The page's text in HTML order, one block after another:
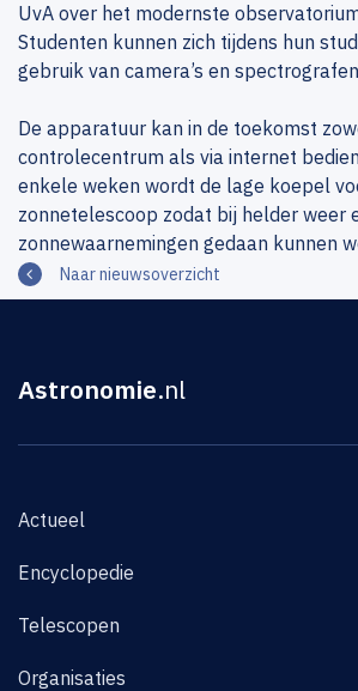
UvA over het modernste
Studenten kunnen zich tijdens hun
gebruik van camera’s en
De apparatuur kan in de toekomst
controlecentrum als via internet
enkele weken wordt de lage koepel
zonnetelescoop zodat bij helder weer
zonnewaarnemingen gedaan kunnen
Naar nieuwsoverzicht
Astronomie.nl
Actueel
Encyclopedie
Telescopen
Organisaties